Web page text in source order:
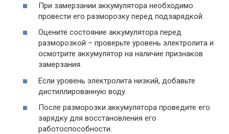
При замерзании аккумулятора необходимо
провести его разморозку перед подзарядкой.
Оцените состояние аккумулятора перед
разморозкой – проверьте уровень электролита и
осмотрите аккумулятор на наличие признаков
замерзания.
Если уровень электролита низкий, добавьте
дистиллированную воду.
После разморозки аккумулятора проведите его
зарядку для восстановления его
работоспособности.